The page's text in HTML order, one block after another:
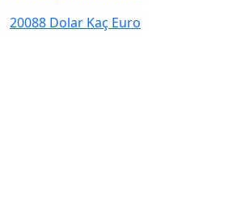
20088 Dolar Kaç Euro